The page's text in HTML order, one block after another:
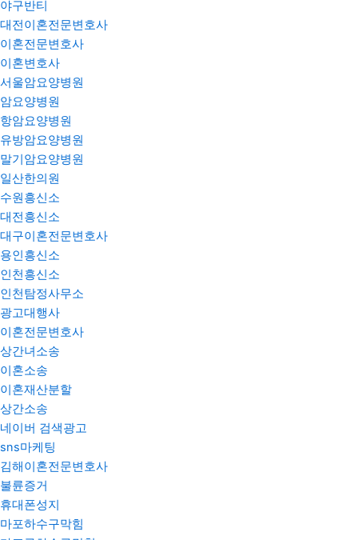
야구반티
대전이혼전문변호사
이혼전문변호사
이혼변호사
서울암요양병원
암요양병원
항암요양병원
유방암요양병원
말기암요양병원
일산한의원
수원흥신소
대전흥신소
대구이혼전문변호사
용인흥신소
인천흥신소
인천탐정사무소
광고대행사
이혼전문변호사
상간녀소송
이혼소송
이혼재산분할
상간소송
네이버 검색광고
sns마케팅
김해이혼전문변호사
불륜증거
휴대폰성지
마포하수구막힘